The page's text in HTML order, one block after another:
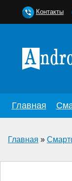
Главная
Главная »
Контакты